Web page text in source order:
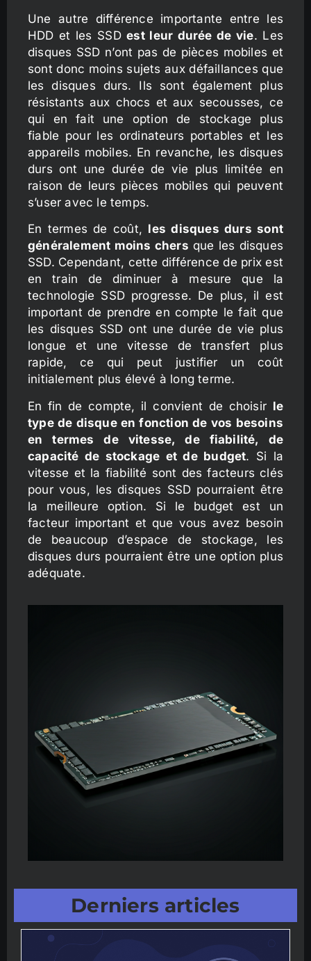
Une autre différence importante entre les
HDD et les SSDest leur durée de vie. Les
disques SSD n’ont pas de pièces mobiles et
sont donc moins sujets aux défaillances que
les disques durs. Ils sont également plus
résistants aux chocs et aux secousses, ce
qui en fait une option de stockage plus
fiable pour les ordinateurs portables et les
appareils mobiles. En revanche, les disques
durs ont une durée de vie plus limitée en
raison de leurs pièces mobiles qui peuvent
s’user avec le temps.
En termes de coût, les disques durs sont
généralement moins chers que les disques
SSD. Cependant, cette différence de prix est
en train de diminuer à mesure que la
technologie SSD progresse. De plus, il est
important de prendre en compte le fait que
les disques SSD ont une durée de vie plus
longue et une vitesse de transfert plus
rapide, ce qui peut justifier un coût
initialement plus élevé à long terme.
En fin de compte, il convient de choisir le
type de disque en fonction de vos besoins
en termes de vitesse, de fiabilité, de
capacité de stockage et de budget. Si la
vitesse et la fiabilité sont des facteurs clés
pour vous, les disques SSD pourraient être
la meilleure option. Si le budget est un
facteur important et que vous avez besoin
de beaucoup d’espace de stockage, les
disques durs pourraient être une option plus
adéquate.
Derniers articles